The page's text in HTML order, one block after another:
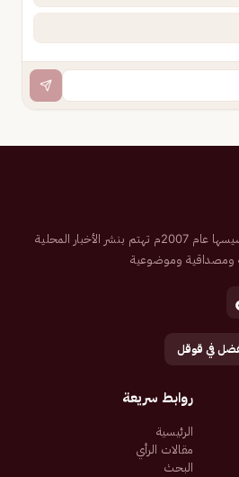
صحيفة إلكترونية سعودية تم تأسيسها عام 2007م تهتم بنشر الأخبار المحلية
ومصداقية وموضوعية
في قوقل
روابط سريعة
الرئيسية
مقالات الرأي
البحث